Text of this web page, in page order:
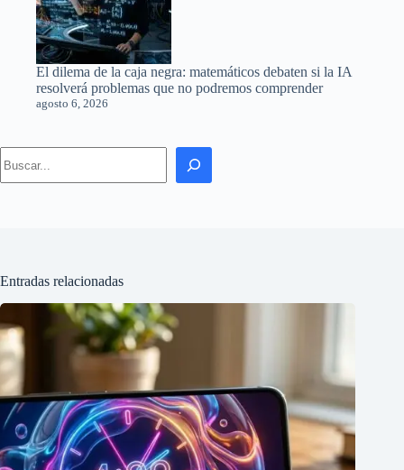
El dilema de la caja negra: matemáticos debaten si la IA
resolverá problemas que no podremos comprender
agosto 6, 2026
Entradas relacionadas